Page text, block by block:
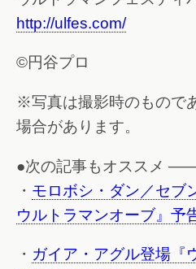
http://ulfes.com/
©円谷プロ
※写真は撮影時のもので
場合があります。
●次の記事もオスス
・ モロボシ・ダン／セブ
ウルトラマンオーブ』予
・ ガイア・アグル登場『